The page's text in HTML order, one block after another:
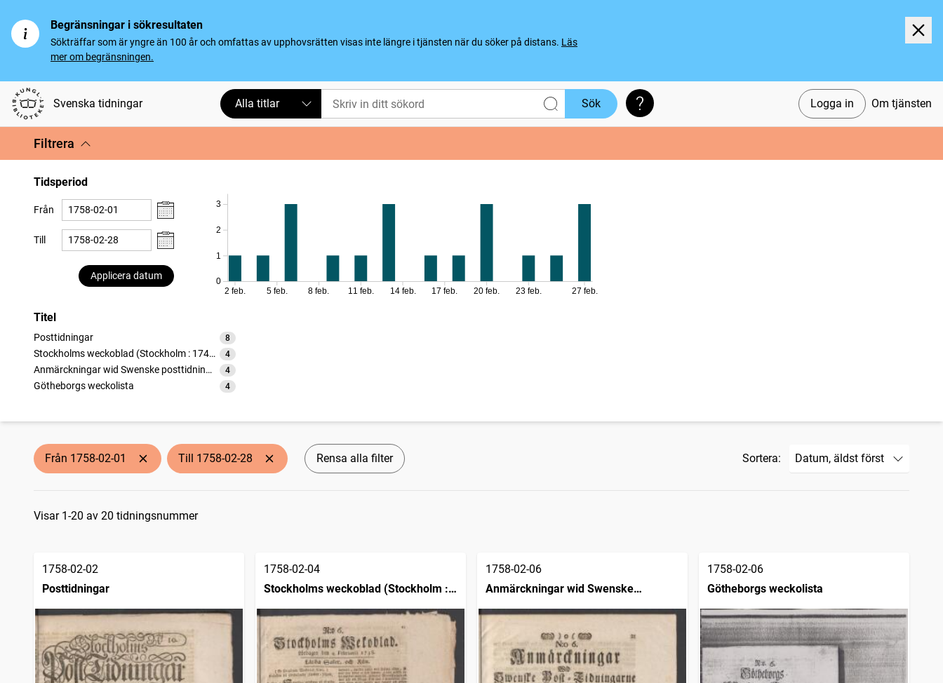
Begränsningar i sökresultaten
Sökträffar som är yngre än 100 år och omfattas av upphovsrätten visas inte längre i tjänsten när du söker på distans. Läs
mer om begränsningen.
Svenska tidningar Logga in Om tjänsten
Alla titlar Sök Söktips
Filtrera
Tidsperiod
Från
Till
Applicera datum
0
1
2
3
2 feb. 5 feb. 8 feb. 11 feb. 14 feb. 17 feb. 20 feb. 23 feb. 27 feb.
Titel
Posttidningar 8
träffar
Stockholms weckoblad (Stockholm : 1745)
4
träffar
Anmärckningar wid Swenske posttidningarne
4
träffar
Götheborgs weckolista
4
träffar
Från 1758-02-01 Till 1758-02-28 Rensa alla filter Sortera:
Sökresultat
Visar 1-20 av 20 tidningsnummer
1758-02-02
Posttidningar
1758-02-04
Stockholms weckoblad (Stockholm :
1745)
1758-02-06
Anmärckningar wid Swenske
posttidningarne
1758-02-06
Götheborgs weckolista